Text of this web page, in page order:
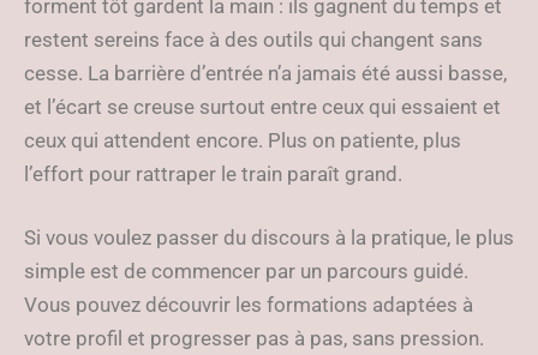
forment tôt gardent la main : ils gagnent du temps et
restent sereins face à des outils qui changent sans
cesse. La barrière d’entrée n’a jamais été aussi basse,
et l’écart se creuse surtout entre ceux qui essaient et
ceux qui attendent encore. Plus on patiente, plus
l’effort pour rattraper le train paraît grand.
Si vous voulez passer du discours à la pratique, le plus
simple est de commencer par un parcours guidé.
Vous pouvez découvrir les formations adaptées à
votre profil et progresser pas à pas, sans pression.